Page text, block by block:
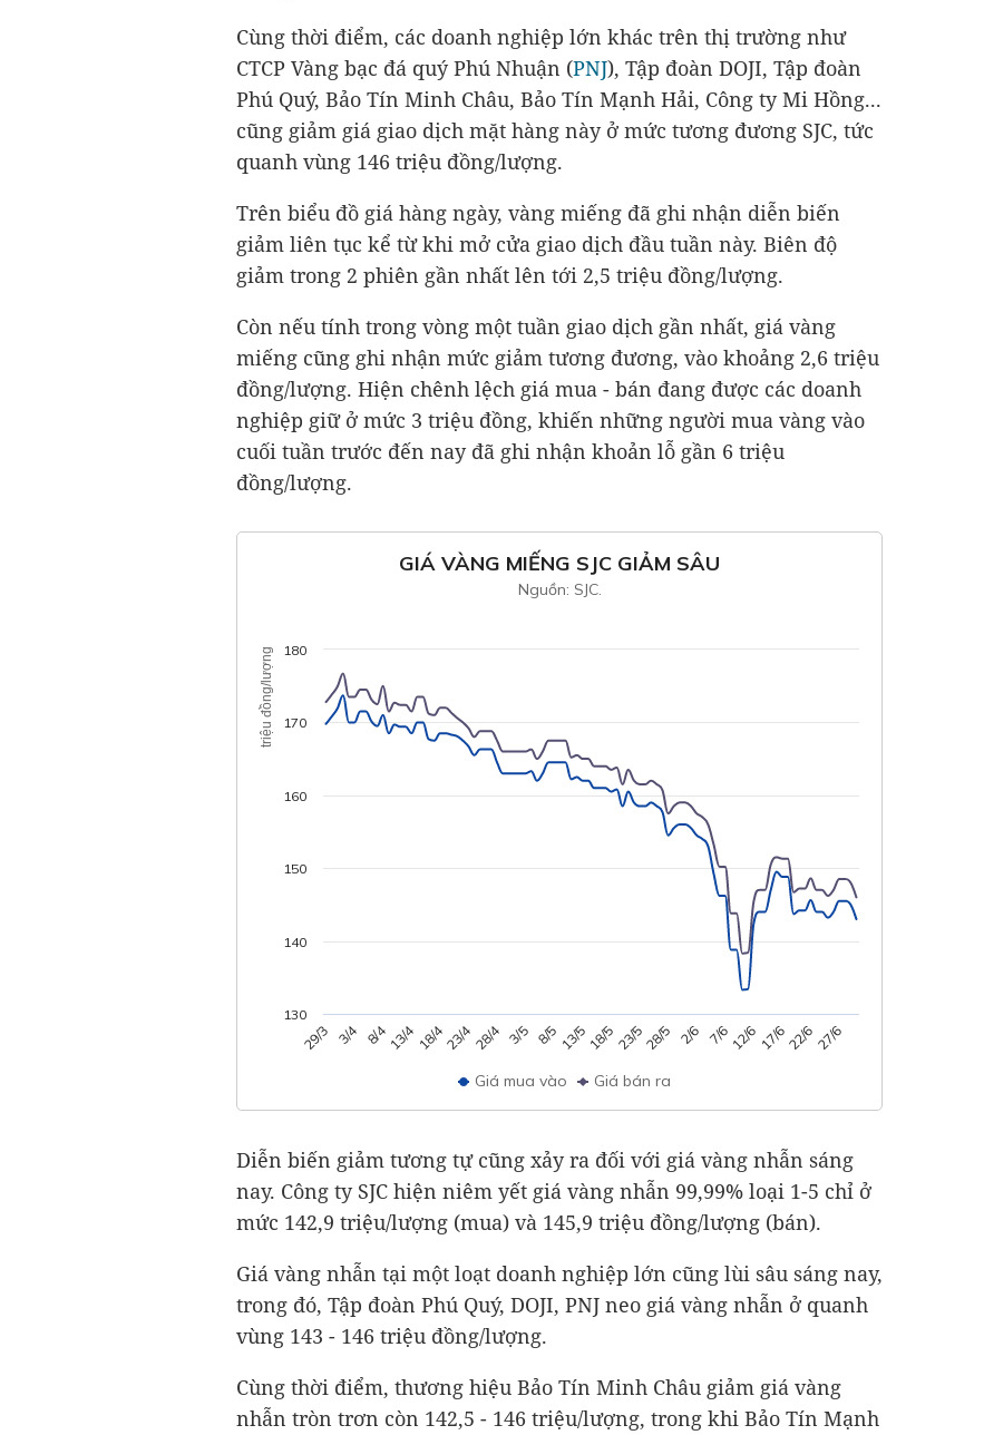
Cùng thời điểm, các doanh nghiệp lớn khác trên thị trường như
CTCP Vàng bạc đá quý Phú Nhuận (PNJ), Tập đoàn DOJI, Tập đoàn
Phú Quý, Bảo Tín Minh Châu, Bảo Tín Mạnh Hải, Công ty Mi Hồng...
cũng giảm giá giao dịch mặt hàng này ở mức tương đương SJC, tức
quanh vùng 146 triệu đồng/lượng.
Trên biểu đồ giá hàng ngày, vàng miếng đã ghi nhận diễn biến
giảm liên tục kể từ khi mở cửa giao dịch đầu tuần này. Biên độ
giảm trong 2 phiên gần nhất lên tới 2,5 triệu đồng/lượng.
Còn nếu tính trong vòng một tuần giao dịch gần nhất, giá vàng
miếng cũng ghi nhận mức giảm tương đương, vào khoảng 2,6 triệu
đồng/lượng. Hiện chênh lệch giá mua - bán đang được các doanh
nghiệp giữ ở mức 3 triệu đồng, khiến những người mua vàng vào
cuối tuần trước đến nay đã ghi nhận khoản lỗ gần 6 triệu
đồng/lượng.
triệu đồng/lượng
GIÁ VÀNG MIẾNG SJC GIẢM SÂU
Nguồn: SJC.
Giá mua vào Giá bán ra
29/3 18/4 8/5 28/5 17/6
3/4 8/4 13/4 23/428/4 3/5 13/518/523/5 2/6 7/6 12/6 22/627/6
130
140
150
160
170
180
Diễn biến giảm tương tự cũng xảy ra đối với giá vàng nhẫn sáng
nay. Công ty SJC hiện niêm yết giá vàng nhẫn 99,99% loại 1-5 chỉ ở
mức 142,9 triệu/lượng (mua) và 145,9 triệu đồng/lượng (bán).
Giá vàng nhẫn tại một loạt doanh nghiệp lớn cũng lùi sâu sáng nay,
trong đó, Tập đoàn Phú Quý, DOJI, PNJ neo giá vàng nhẫn ở quanh
vùng 143 - 146 triệu đồng/lượng.
Cùng thời điểm, thương hiệu Bảo Tín Minh Châu giảm giá vàng
nhẫn tròn trơn còn 142,5 - 146 triệu/lượng, trong khi Bảo Tín Mạnh